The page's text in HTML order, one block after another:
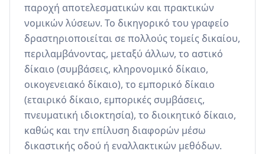
παροχή αποτελεσματικών και πρακτικών
νομικών λύσεων. Το δικηγορικό του γραφείο
δραστηριοποιείται σε πολλούς τομείς δικαίου,
περιλαμβάνοντας, μεταξύ άλλων, το αστικό
δίκαιο (συμβάσεις, κληρονομικό δίκαιο,
οικογενειακό δίκαιο), το εμπορικό δίκαιο
(εταιρικό δίκαιο, εμπορικές συμβάσεις,
πνευματική ιδιοκτησία), το διοικητικό δίκαιο,
καθώς και την επίλυση διαφορών μέσω
δικαστικής οδού ή εναλλακτικών μεθόδων.